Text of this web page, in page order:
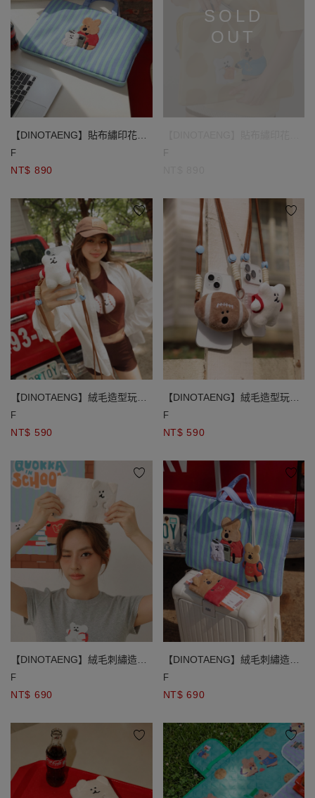
【DINOTAENG】貼布繡印花筆
電收納包
F
NT$ 890
SOLD
OUT
電收納包
F
【DINOTAENG】絨毛造型玩偶
手機繩索背帶
F
NT$ 590
【DINOTAENG】絨毛造型玩偶
手機繩索背帶
F
NT$ 590
【DINOTAENG】絨毛刺繡造型
護照套
F
NT$ 690
【DINOTAENG】絨毛刺繡造型
護照套
F
NT$ 690